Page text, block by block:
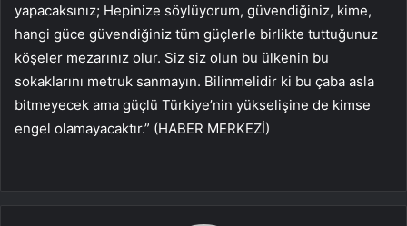
yapacaksınız; Hepinize söylüyorum, güvendiğiniz, kime,
hangi güce güvendiğiniz tüm güçlerle birlikte tuttuğunuz
köşeler mezarınız olur. Siz siz olun bu ülkenin bu
sokaklarını metruk sanmayın. Bilinmelidir ki bu çaba asla
bitmeyecek ama güçlü Türkiye’nin yükselişine de kimse
engel olamayacaktır.” (HABER MERKEZİ)